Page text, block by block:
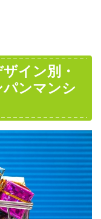
イン別・
パンマンシ